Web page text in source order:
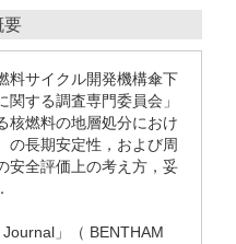
要
料サイクル開発機構傘下
する調査専門委員会」
核燃料の地層処分におけ
の長期安定性，および周
安全評価上の考え方，妥
」（ BENTHAM